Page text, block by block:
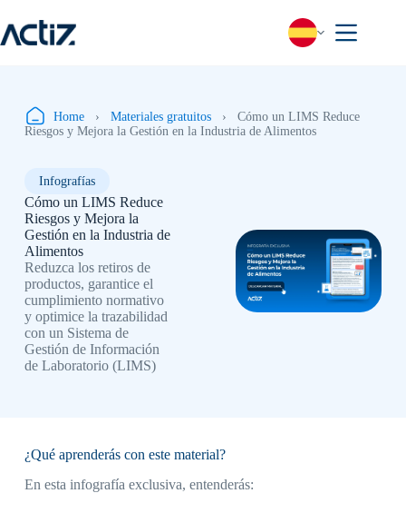
al
contenido
Home › Materiales gratuitos ›
Cómo un LIMS Reduce
Riesgos y Mejora la Gestión en la Industria de Alimentos
Infografías
Cómo un LIMS Reduce
Riesgos y Mejora la
Gestión en la Industria de
Alimentos
Reduzca los retiros de
productos, garantice el
cumplimiento normativo
y optimice la trazabilidad
con un Sistema de
Gestión de Información
de Laboratorio (LIMS)
¿Qué aprenderás con este material?
En esta infografía exclusiva, entenderás: